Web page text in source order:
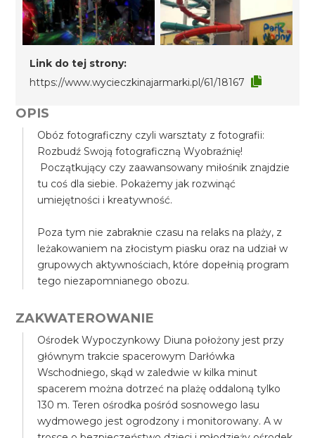
Link do tej strony:
https://www.wycieczkinajarmarki.pl/61/18167
OPIS
Obóz fotograficzny czyli warsztaty z fotografii:
Rozbudź Swoją fotograficzną Wyobraźnię!
Początkujący czy zaawansowany miłośnik znajdzie
tu coś dla siebie. Pokażemy jak rozwinąć
umiejętności i kreatywność.
Poza tym nie zabraknie czasu na relaks na plaży, z
leżakowaniem na złocistym piasku oraz na udział w
grupowych aktywnościach, które dopełnią program
tego niezapomnianego obozu.
ZAKWATEROWANIE
Ośrodek Wypoczynkowy Diuna położony jest przy
głównym trakcie spacerowym Darłówka
Wschodniego, skąd w zaledwie w kilka minut
spacerem można dotrzeć na plażę oddaloną tylko
130 m. Teren ośrodka pośród sosnowego lasu
wydmowego jest ogrodzony i monitorowany. A w